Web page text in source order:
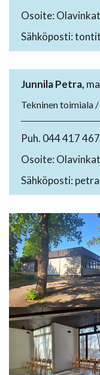
Osoite:
Sähköposti:
Junnila Petra,
Tekninen toimiala
Puh. 044 417
Osoite:
Sähköposti: